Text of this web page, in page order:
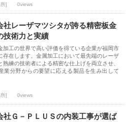
] 0views
社レーザマツシタが誇る精密板金
技術力と実績
加工の世界で高い評価を得ている企業が福岡市
存在します。金属加工において最先端のレーザ
熟練の技術者による精密な仕上げを両立させ、
業分野からの要望に応える製品を生み出して
] 0views
社Ｇ－ＰＬＵＳの内装工事が選ば